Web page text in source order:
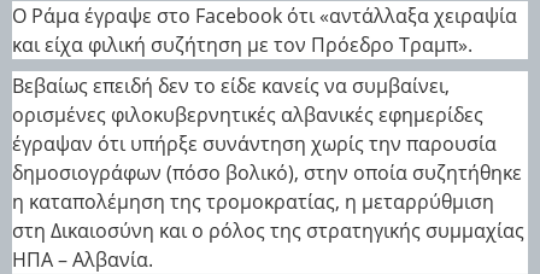
Ο Ράμα έγραψε στο Facebook ότι «αντάλλαξα χειραψία
και είχα φιλική συζήτηση με τον Πρόεδρο Τραμπ».
Βεβαίως επειδή δεν το είδε κανείς να συμβαίνει,
ορισμένες φιλοκυβερνητικές αλβανικές εφημερίδες
έγραψαν ότι υπήρξε συνάντηση χωρίς την παρουσία
δημοσιογράφων (πόσο βολικό), στην οποία συζητήθηκε
η καταπολέμηση της τρομοκρατίας, η μεταρρύθμιση
στη Δικαιοσύνη και ο ρόλος της στρατηγικής συμμαχίας
ΗΠΑ – Αλβανία.